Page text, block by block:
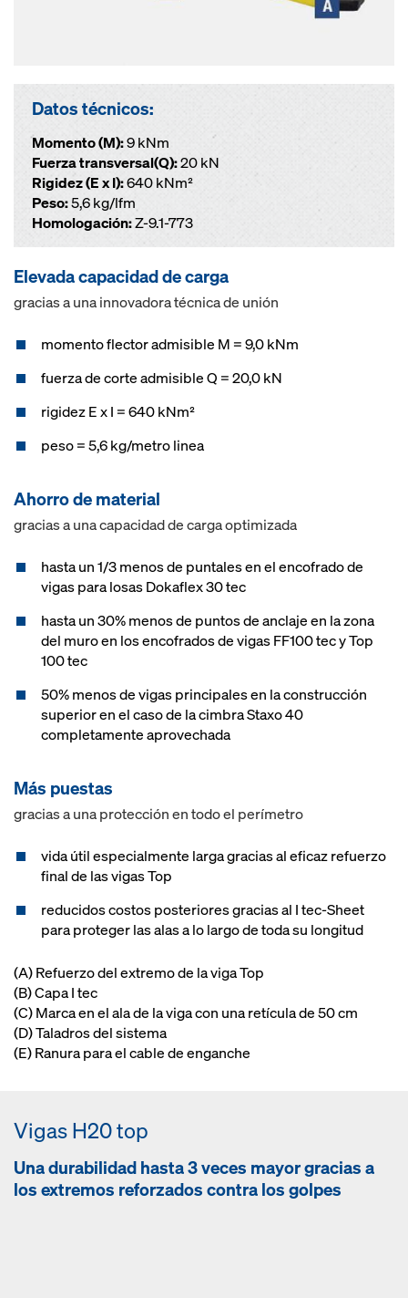
Datos técnicos:
Momento (M):9 kNm
Fuerza transversal(Q):20 kN
Rigidez (E x I):640 kNm²
Peso:5,6 kg/lfm
Homologación:Z-9.1-773
Elevada capacidad de carga
gracias a una innovadora técnica de unión
momento flector admisible M = 9,0 kNm
fuerza de corte admisible Q = 20,0 kN
rigidez E x I = 640 kNm²
peso = 5,6 kg/metro linea
Ahorro de material
gracias a una capacidad de carga optimizada
hasta un 1/3 menos de puntales en el encofrado de
vigas para losas Dokaflex 30 tec
hasta un 30% menos de puntos de anclaje en la zona
del muro en los encofrados de vigas FF100 tec y Top
100 tec
50% menos de vigas principales en la construcción
superior en el caso de la cimbra Staxo 40
completamente aprovechada
Más puestas
gracias a una protección en todo el perímetro
vida útil especialmente larga gracias al eficaz refuerzo
final de las vigas Top
reducidos costos posteriores gracias al I tec-Sheet
para proteger las alas a lo largo de toda su longitud
(A) Refuerzo del extremo de la viga Top
(B) Capa I tec
(C) Marca en el ala de la viga con una retícula de 50 cm
(D) Taladros del sistema
(E) Ranura para el cable de enganche
Vi­gas H20 top
Una durabilidad hasta 3 veces mayor gracias a
los extre­mos reforza­dos contra los golpes